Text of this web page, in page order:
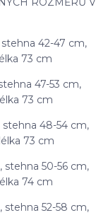
42-47 cm,
73 cm
47-53 cm,
73 cm
48-54 cm,
73 cm
50-56 cm,
74 cm
stehna 52-58 cm,